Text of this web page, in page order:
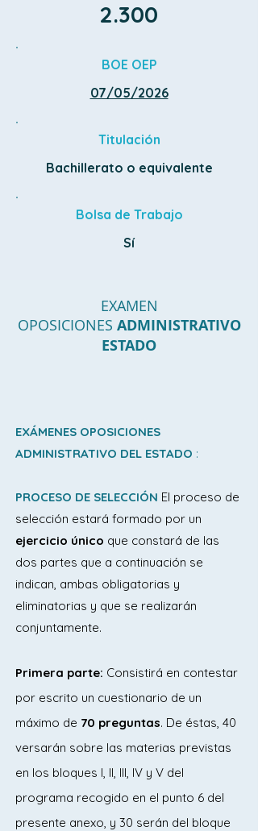
2.300
BOE OEP
07/05/2026
Titulación
Bachillerato o equivalente
Bolsa de Trabajo
Sí
EXAMEN
OPOSICIONES ADMINISTRATIVO
ESTADO
EXÁMENES OPOSICIONES
ADMINISTRATIVO DEL ESTADO :
PROCESO DE SELECCIÓN El proceso de
selección estará formado por un
ejercicio único que constará de las
dos partes que a continuación se
indican, ambas obligatorias y
eliminatorias y que se realizarán
conjuntamente.
Primera parte: Consistirá en contestar
por escrito un cuestionario de un
máximo de 70 preguntas. De éstas, 40
versarán sobre las materias previstas
en los bloques I, II, III, IV y V del
programa recogido en el punto 6 del
presente anexo, y 30 serán del bloque